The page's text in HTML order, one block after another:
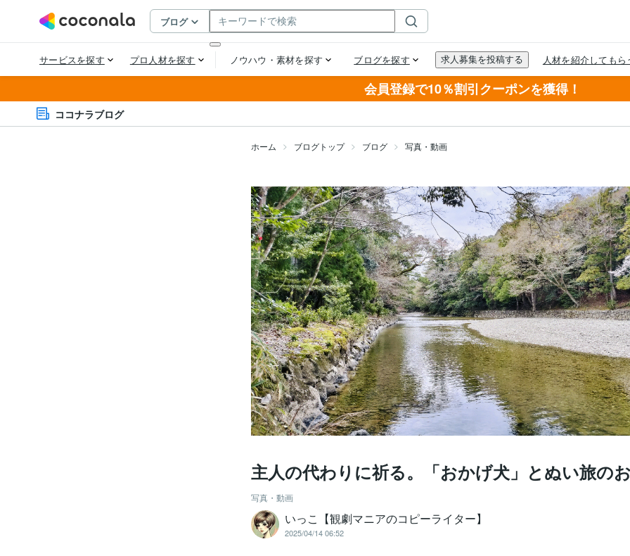
会員登録で10％割引クーポンを獲得！
ココナラブログ
ホーム ブログトップ ブログ 写真・動画
主人の代わりに祈る。「おかげ犬」とぬい旅の
写真・動画
いっこ【観劇マニアのコピーライター】
2025/04/14 06:52